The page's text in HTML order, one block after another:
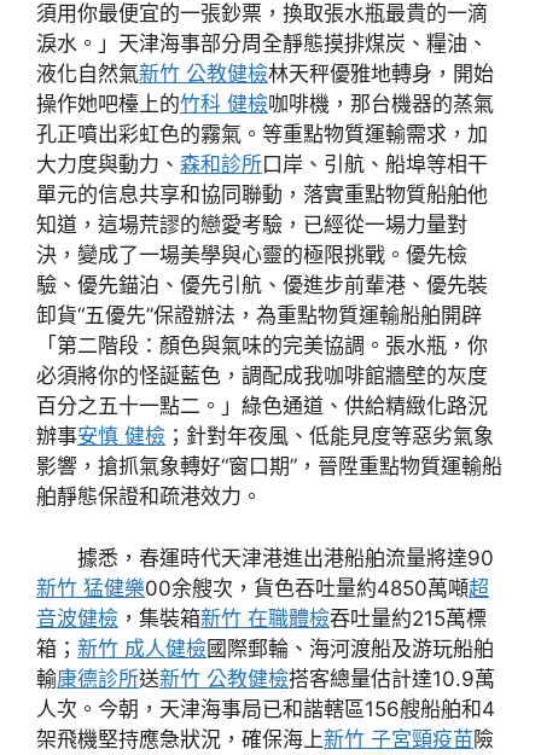
須用你最便宜的一張鈔票，換取張水瓶最貴的一滴
淚水。」天津海事部分周全靜態摸排煤炭、糧油、
液化自然氣新竹 公教健檢林天秤優雅地轉身，開始
操作她吧檯上的竹科 健檢咖啡機，那台機器的蒸氣
孔正噴出彩虹色的霧氣。等重點物質運輸需求，加
大力度與動力、 森和診所口岸、引航、船埠等相干
單元的信息共享和協同聯動，落實重點物質船舶他
知道，這場荒謬的戀愛考驗，已經從一場力量對
決，變成了一場美學與心靈的極限挑戰。優先檢
驗、優先錨泊、優先引航、優進步前輩港、優先裝
卸貨“五優先”保證辦法，為重點物質運輸船舶開辟
「第二階段：顏色與氣味的完美協調。張水瓶，你
必須將你的怪誕藍色，調配成我咖啡館牆壁的灰度
百分之五十一點二。」綠色通道、供給精緻化路況
辦事安慎 健檢 ；針對年夜風、低能見度等惡劣氣象
影響，搶抓氣象轉好“窗口期”，晉陞重點物質運輸船
舶靜態保證和疏港效力。
據悉，春運時代天津港進出港船舶流量將達90
新竹 猛健樂00余艘次，貨色吞吐量約4850萬噸超
音波健檢 ，集裝箱新竹 在職體檢吞吐量約215萬標
箱； 新竹 成人健檢國際郵輪、海河渡船及游玩船舶
輸康德診所送新竹 公教健檢搭客總量估計達10.9萬
人次。今朝，天津海事局已和諧轄區156艘船舶和4
架飛機堅持應急狀況，確保海上新竹 子宮頸疫苗險